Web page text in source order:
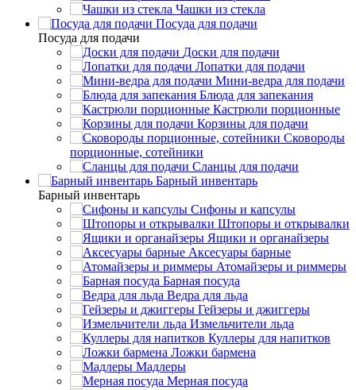
Чашки из стекла
Посуда для подачи
Посуда для подачи
Доски для подачи
Лопатки для подачи
Мини-ведра для подачи
Блюда для запекания
Кастрюли порционные
Корзины для подачи
Сковороды
порционные, сотейники
Сланцы для подачи
Барный инвентарь
Барный инвентарь
Сифоны и капсулы
Штопоры и открывалки
Ящики и органайзеры
Аксесуары барные
Атомайзеры и риммеры
Барная посуда
Ведра для льда
Гейзеры и джиггеры
Измельчители льда
Куллеры для напитков
Ложки бармена
Мадлеры
Мерная посуда